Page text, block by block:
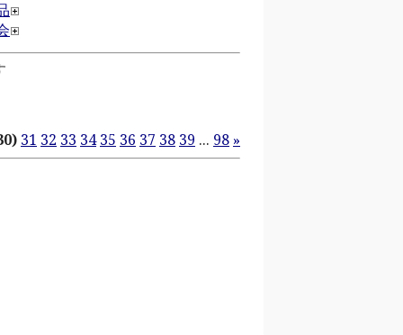
31 32 33 34 35 36 37 38 39 ... 98 »